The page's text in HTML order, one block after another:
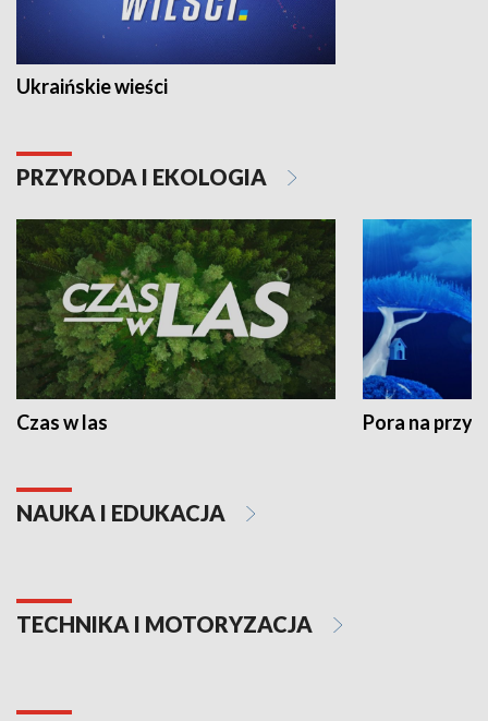
Ukraińskie wieści
PRZYRODA I EKOLOGIA
Czas w las Pora na
NAUKA I EDUKACJA
TECHNIKA I MOTORYZACJA